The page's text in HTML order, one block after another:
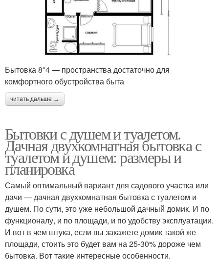
Бытовка 8*4 — пространства достаточно для
комфортного обустройства быта
читать дальше →
Бытовки с душем и туалетом.
Дачная двухкомнатная бытовка с
туалетом и душем: размеры и
планировка
Самый оптимальный вариант для садового участка или
дачи — дачная двухкомнатная бытовка с туалетом и
душем. По сути, это уже небольшой дачный домик. И по
функционалу, и по площади, и по удобству эксплуатации.
И вот в чем штука, если вы закажете домик такой же
площади, стоить это будет вам на 25-30% дороже чем
бытовка. Вот такие интересные особенности.